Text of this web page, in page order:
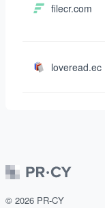
filecr.com
loveread.ec
© 2026 PR-CY